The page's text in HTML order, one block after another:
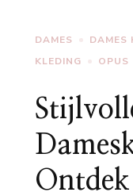
DAMES DAMES
KLEDING
OPUS